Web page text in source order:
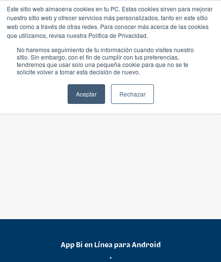
Este sitio web almacena cookies en tu PC. Estas cookies sirven para mejorar
nuestro sitio web y ofrecer servicios más personalizados, tanto en este sitio
web como a través de otras redes. Para conocer más acerca de las cookies
que utilizamos, revisa nuestra Política de Privacidad.
No haremos seguimiento de tu información cuando visites nuestro
sitio. Sin embargo, con el fin de cumplir con tus preferencias,
tendremos que usar solo una pequeña cookie para que no se te
solicite volver a tomar esta decisión de nuevo.
Aceptar Rechazar
App Bi en Línea para Android
•